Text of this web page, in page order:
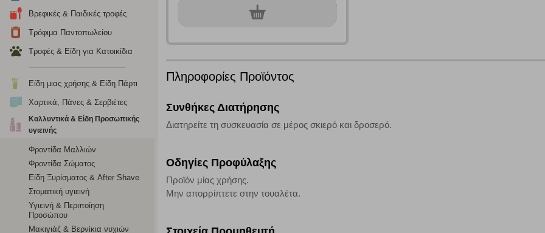
Βρεφικές & Παιδικές τροφές
Τρόφιμα Παντοπωλείου
Τροφές & Είδη για Κατοικίδια
Είδη μιας χρήσης & Είδη Πάρτι
Χαρτικά, Πάνες & Σερβιέτες
Καλλυντικά & Είδη Προσωπικής
υγιεινής
Φροντίδα Μαλλιών
Φροντίδα Σώματος
Είδη Ξυρίσματος & After Shave
Στοματική υγιεινή
Υγιεινή & Περιποίηση
Προσώπου
Μακιγιάζ & Βερνίκια νυχιών
0τεμ.
Πληροφορίες Προϊόντος
Συνθήκες Διατήρησης
Διατηρείτε τη συσκευασία σε μέρος σκιερό και δροσερό.
Οδηγίες Προφύλαξης
Προϊόν μίας χρήσης.
Μην απορρίπτετε στην τουαλέτα.
Cookies στόχευσης
Η συγκεκριμένη κατηγορία cookies ρυθμίζεται από συνεργάτες μας (με αντικείμενο τη διαφήμιση) μέσω του ιστότοπού μας. Εφ’ όσον
για τη δημιουργία ενός προφίλ των ενδιαφερόντων σας και για την εμφάνιση σχετικών διαφημίσεων σε άλλες τοποθεσίες. Τα cookies
το πρόγραμμα περιήγησης και τη συσκευή σας. Αν δεν επιλέξετε τη συγκεκριμένη κατηγορία cookies, δεν θα λαμβάνετε στοχευμένες
Cookies απόδοσης
Η συγκεκριμένη κατηγορία cookies μας δίνει τη δυνατότητα να ενημερωνόμαστε για την επισκεψιμότητα του ιστότοπού μας, ώστε
τα cookies είναι συγκεντρωτικές και, συνεπώς, ανώνυμες. Αν δεν επιτρέψετε την αποδοχή αυτής της κατηγορίας cookies, δεν θα
Απολύτως απαραίτητα cookies
Η συγκεκριμένη κατηγορία cookies είναι απαραίτητη για τη λειτουργία του ιστότοπου και ενεργοποιημένη. Έχετε ωστόσο τη
αποκλείει ή να σας ειδοποιεί σχετικά με αυτά τα cookies, με το ενδεχόμενο σε αυτήν την περίπτωση ορισμένα τμήματα του ιστότοπου